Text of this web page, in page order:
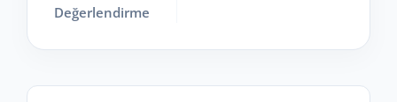
Değerlendirme